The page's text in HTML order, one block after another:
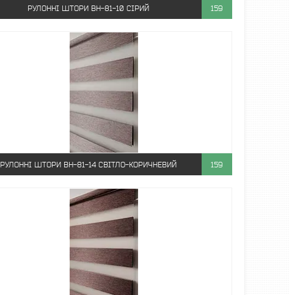
РУЛОННІ ШТОРИ ВН-81-10 СІРИЙ 159
РУЛОННІ ШТОРИ ВН-81-14 СВІТЛО-КОРИЧНЕВИЙ 159